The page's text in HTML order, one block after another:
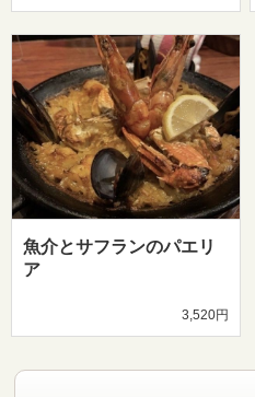
魚介とサフランのパエリ
ア
3,520円